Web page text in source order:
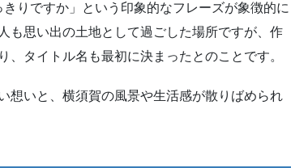
りですか」という印象的なフレーズが象徴的に
も思い出の土地として過ごした場所ですが、作
タイトル名も最初に決まったとのことです。
想いと、横須賀の風景や生活感が散りばめられ